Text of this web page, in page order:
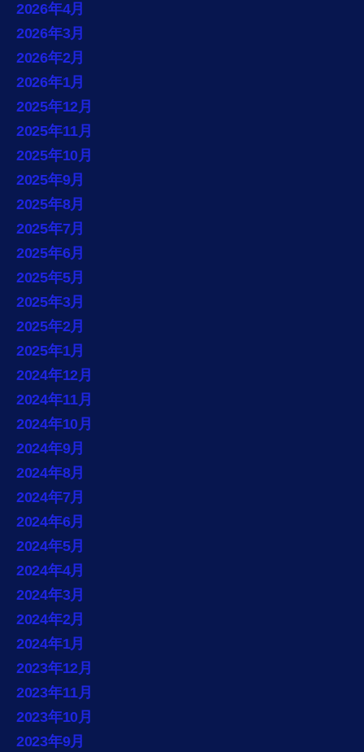
2026年4月
2026年3月
2026年2月
2026年1月
2025年12月
2025年11月
2025年10月
2025年9月
2025年8月
2025年7月
2025年6月
2025年5月
2025年3月
2025年2月
2025年1月
2024年12月
2024年11月
2024年10月
2024年9月
2024年8月
2024年7月
2024年6月
2024年5月
2024年4月
2024年3月
2024年2月
2024年1月
2023年12月
2023年11月
2023年10月
2023年9月